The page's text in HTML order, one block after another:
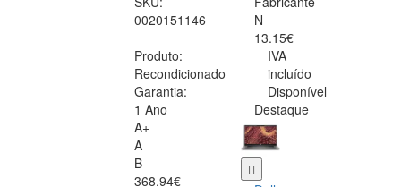
0020151146
Produto:
Recondicionado
Garantia:
1 Ano
A+
A
B
368.94€
N
13.15€
IVA
incluído
Disponível
Destaque